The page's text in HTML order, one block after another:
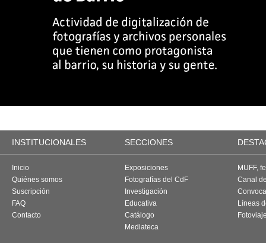
INSTITUCIONALES SECCIONES
Inicio
Quiénes somos
Suscripción
FAQ
Contacto
Exposiciones
Fotografías del CdF
Investigación
Educativa
Catálogo
Mediateca
MUFF,
Canal
Líneas